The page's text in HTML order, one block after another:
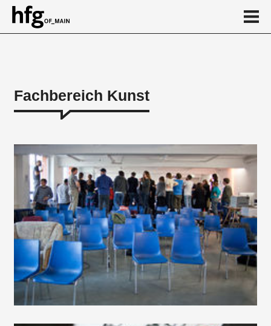
Über
Theoretische Lehrgebiete
Praxiskurse & Werkstätten
Heinz und Gisela Friederichs Stiftungsprofessur
Honorarprofessuren
Berufsvorbereitung
Lehrbeauftragte
Studium im Fachbereich Kunst
Fachbereich Kunst